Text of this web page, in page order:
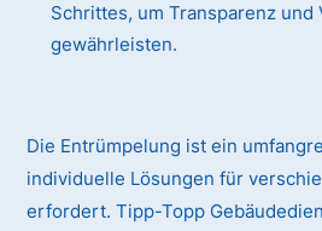
Schrittes, um Transparenz und
gewährleisten.
Die Entrümpelung ist ein
individuelle Lösungen für
erfordert. Tipp-Topp